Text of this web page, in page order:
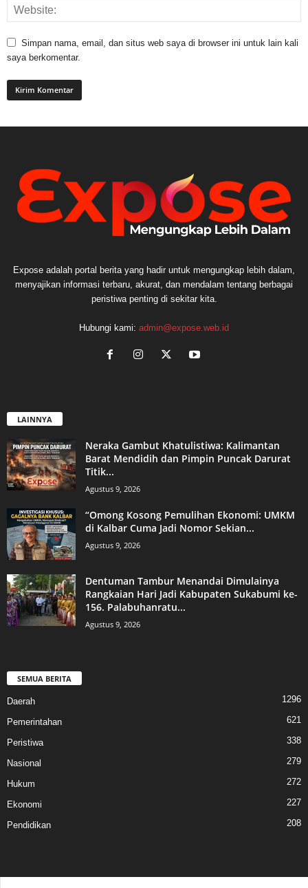
Simpan nama, email, dan situs web saya di browser ini untuk lain kali
saya berkomentar.
Expose adalah portal berita yang hadir untuk mengungkap lebih dalam,
menyajikan informasi terbaru, akurat, dan mendalam tentang berbagai
peristiwa penting di sekitar kita.
Hubungi kami: admin@expose.web.id
LAINNYA
Neraka Gambut Khatulistiwa: Kalimantan
Barat Mendidih dan Pimpin Puncak Darurat
Titik...
Agustus 9, 2026
“Omong Kosong Pemulihan Ekonomi: UMKM
di Kalbar Cuma Jadi Nomor Sekian...
Agustus 9, 2026
Dentuman Tambur Menandai Dimulainya
Rangkaian Hari Jadi Kabupaten Sukabumi ke-
156. Palabuhanratu...
Agustus 9, 2026
SEMUA BERITA
Daerah 1296
Pemerintahan 621
Peristiwa 338
Nasional 279
Hukum 272
Ekonomi 227
Pendidikan 208